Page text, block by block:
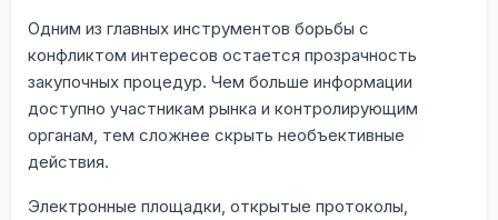
Одним из главных инструментов борьбы с
конфликтом интересов остается прозрачность
закупочных процедур. Чем больше информации
доступно участникам рынка и контролирующим
органам, тем сложнее скрыть необъективные
действия.
Электронные площадки, открытые протоколы,